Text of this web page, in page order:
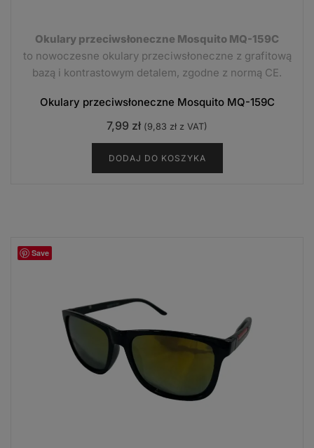
Okulary przeciwsłoneczne Mosquito MQ-159C
to nowoczesne okulary przeciwsłoneczne z grafitową
bazą i kontrastowym detalem, zgodne z normą CE.
Okulary przeciwsłoneczne Mosquito MQ-159C
7,99 zł (9,83 zł z VAT)
DODAJ DO KOSZYKA
Save